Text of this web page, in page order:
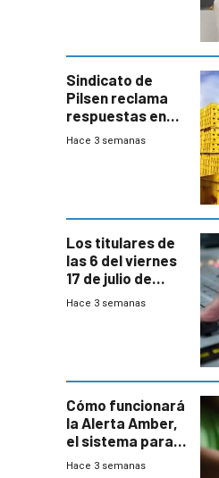
Sindicato de
Pilsen reclama
respuestas en
medio de
Hace 3 semanas
Los titulares de
las 6 del viernes
17 de julio de
2026
Hace 3 semanas
Cómo funcionará
la Alerta Amber,
el sistema para
la búsqueda
Hace 3 semanas